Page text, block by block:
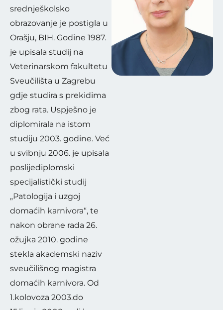
fakultetu Sveučilišta u
Ljubljani 2002. U tome
su ga vodili renomirani
znastvenici doc.dr.sc Za
ninović, prof.dr.sc.
srednješkolsko
obrazovanje je postigla u
Orašju, BIH. Godine 1987.
je upisala studij na
Veterinarskom fakultetu
Sveučilišta u Zagrebu
gdje studira s prekidima
zbog rata. Uspješno je
diplomirala na istom
studiju 2003. godine. Već
u svibnju 2006. je upisala
poslijediplomski
specijalistički studij
„Patologija i uzgoj
domaćih karnivora“, te
nakon obrane rada 26.
ožujka 2010. godine
stekla akademski naziv
sveučilišnog magistra
domaćih karnivora. Od
1.kolovoza 2003.do